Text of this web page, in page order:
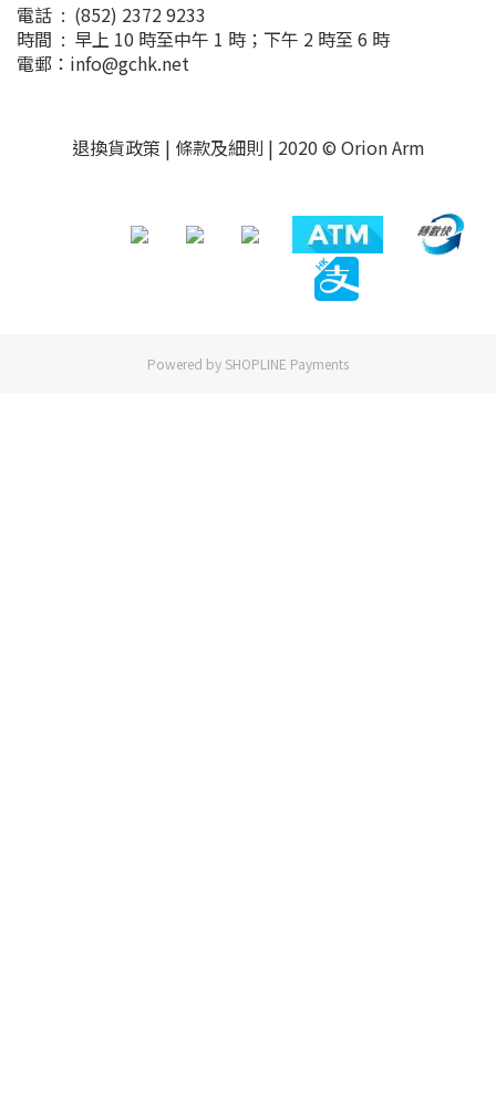
電話 : (852) 2372 9233
時間 : 早上 10 時至中午 1 時；下午 2 時至 6 時
電郵：info@gchk.net
退換貨政策 | 條款及細則 | 2020 © Orion Arm
Powered by SHOPLINE Payments